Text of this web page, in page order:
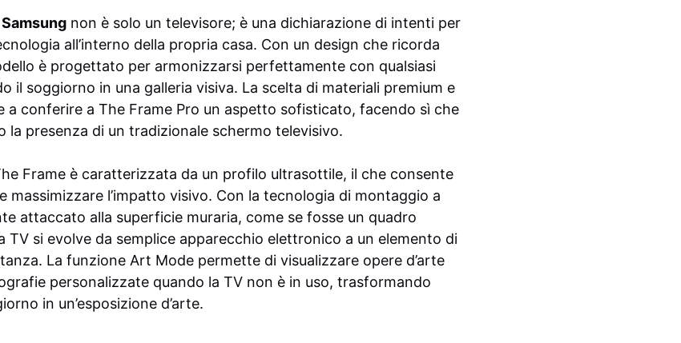
Samsung non è solo un televisore; è una dichiarazione di intenti per
all’interno della propria casa. Con un design che ricorda
è progettato per armonizzarsi perfettamente con qualsiasi
il soggiorno in una galleria visiva. La scelta di materiali premium e
conferire a The Frame Pro un aspetto sofisticato, facendo sì che
la presenza di un tradizionale schermo televisivo.
Frame è caratterizzata da un profilo ultrasottile, il che consente
massimizzare l’impatto visivo. Con la tecnologia di montaggio a
attaccato alla superficie muraria, come se fosse un quadro
TV si evolve da semplice apparecchio elettronico a un elemento di
La funzione Art Mode permette di visualizzare opere d’arte
personalizzate quando la TV non è in uso, trasformando
in un’esposizione d’arte.